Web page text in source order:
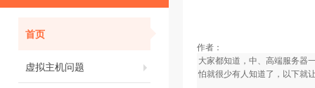
首页
虚拟主机问题
作者：
大家都知道，中、高端服务器
怕就很少有人知道了，以下就